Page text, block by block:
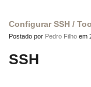
Configurar SSH /
Postado por Pedro Filho em
SSH